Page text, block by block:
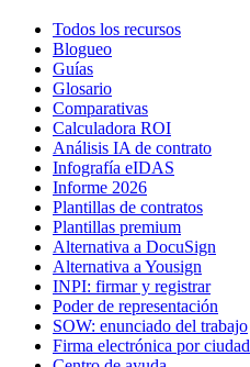
Todos los recursos
Blogueo
Guías
Glosario
Comparativas
Calculadora ROI
Análisis IA de contrato
Infografía eIDAS
Informe 2026
Plantillas de contratos
Plantillas premium
Alternativa a DocuSign
Alternativa a Yousign
INPI: firmar y registrar
Poder de representación
SOW: enunciado del trabajo
Firma electrónica por ciudad